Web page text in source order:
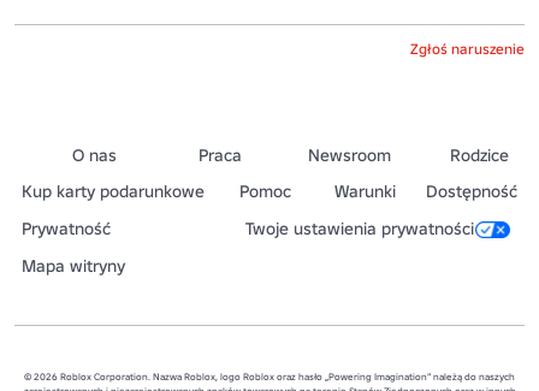
Zgłoś naruszenie
O nas Praca Newsroom
Rodzice
Kup karty podarunkowe
Pomoc Warunki
Dostępność
Prywatność
Twoje ustawienia prywatności
Mapa witryny
© 2026 Roblox Corporation. Nazwa Roblox, logo Roblox oraz hasło „Powering Imagination” należą do naszych